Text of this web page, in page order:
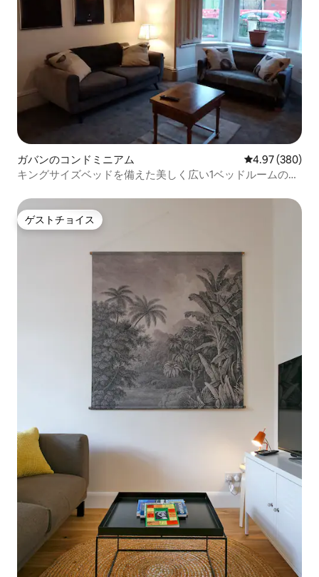
ガバンのコンドミニアム レビュー380
4.97 (380)
キングサイズベッドを備えた美しく広い1ベッドルームのフ
ゲストチョイス
ゲストチョイス